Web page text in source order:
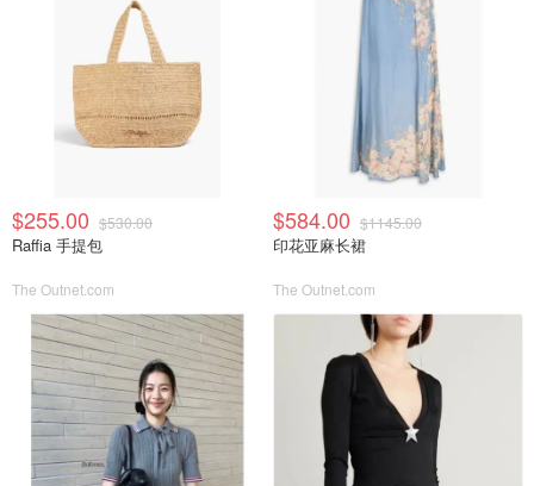
$255.00 $530.00
Raffia 手提包
The Outnet.com
$584.00 $1145.00
印花亚麻长裙
The Outnet.com